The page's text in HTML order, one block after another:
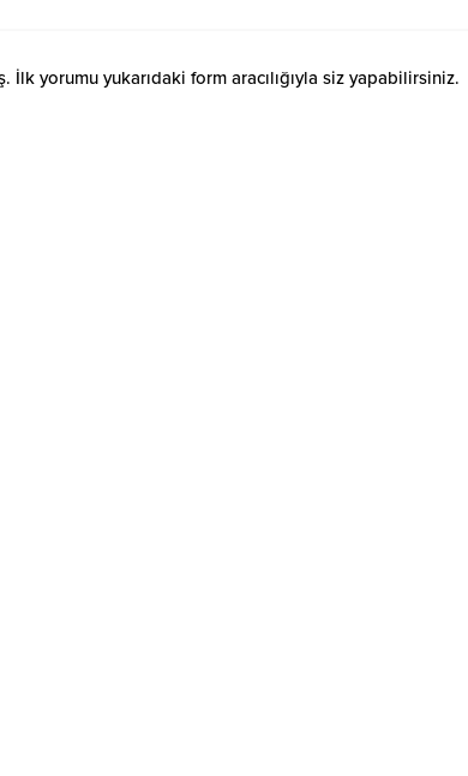
İlk yorumu yukarıdaki form aracılığıyla siz yapabilirsiniz.